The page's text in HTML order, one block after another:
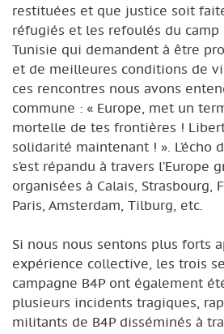
restituées et que justice soit
réfugiés et les refoulés du camp
Tunisie qui demandent à être
et de meilleures conditions de
ces rencontres nous avons
commune : « Europe, met un
mortelle de tes frontières !
solidarité maintenant ! ». L’écho
s’est répandu à travers l’Europe
organisées à Calais, Strasbourg,
Paris, Amsterdam, Tilburg, etc.
Si nous nous sentons plus forts
expérience collective, les trois
campagne B4P ont également
plusieurs incidents tragiques,
militants de B4P disséminés à